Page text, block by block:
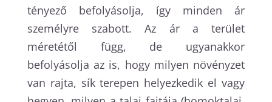
tényező befolyásolja, így minden ár
személyre szabott. Az ár a terület
méretétől függ, de ugyanakkor
befolyásolja az is, hogy milyen növényzet
van rajta, sík terepen helyezkedik el vagy